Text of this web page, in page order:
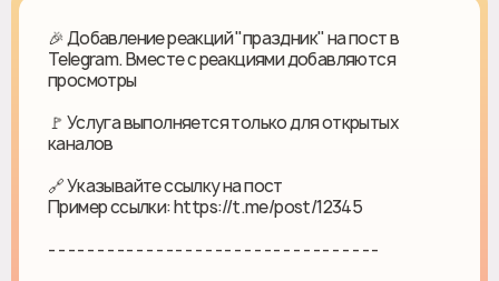
🎉 Добавление реакций "праздник" на пост в
Telegram. Вместе с реакциями добавляются
просмотры
🚩 Услуга выполняется только для открытых
каналов
🔗 Указывайте ссылку на пост
Пример ссылки: https://t.me/post/12345
- - - - - - - - - - - - - - - - - - - - - - - - - - - - - - - - - -